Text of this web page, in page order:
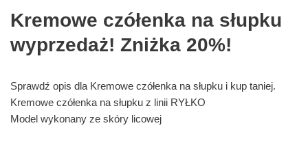
Kremowe czółenka na słupku
wyprzedaż! Zniżka 20%!
Sprawdź opis dla Kremowe czółenka na słupku i kup taniej.
Kremowe czółenka na słupku z linii RYŁKO
Model wykonany ze skóry licowej